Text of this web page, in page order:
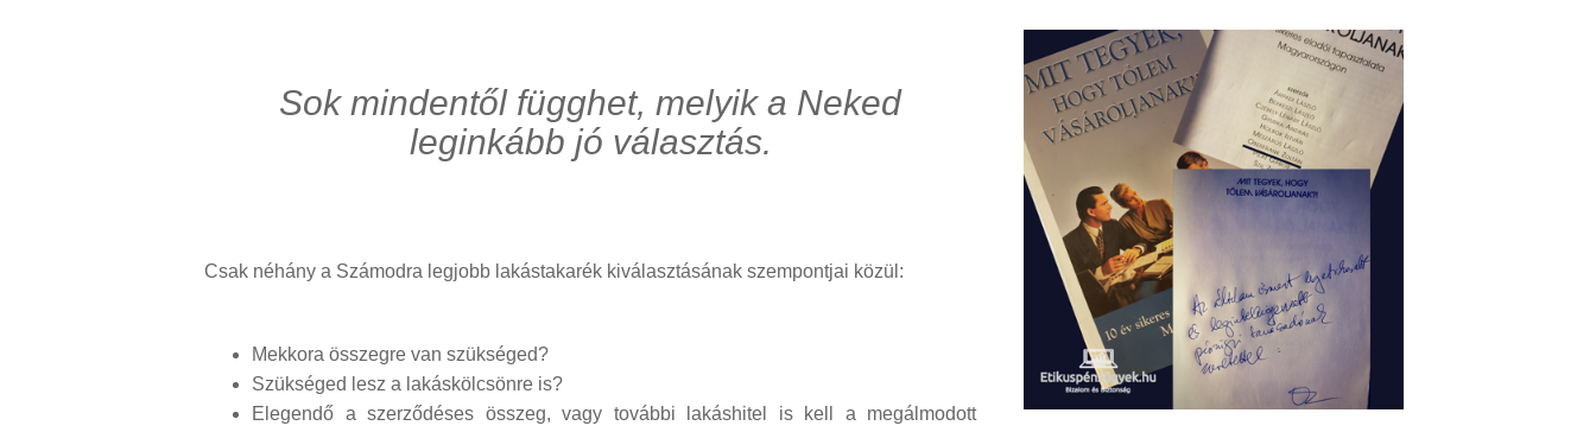
Sok mindentől függhet, melyik a Neked
leginkább jó választás.
Csak néhány a Számodra legjobb lakástakarék kiválasztásának szempontjai közül:
Mekkora összegre van szükséged?
Szükséged lesz a lakáskölcsönre is?
Elegendő a szerződéses összeg, vagy további lakáshitel is kell a megálmodott